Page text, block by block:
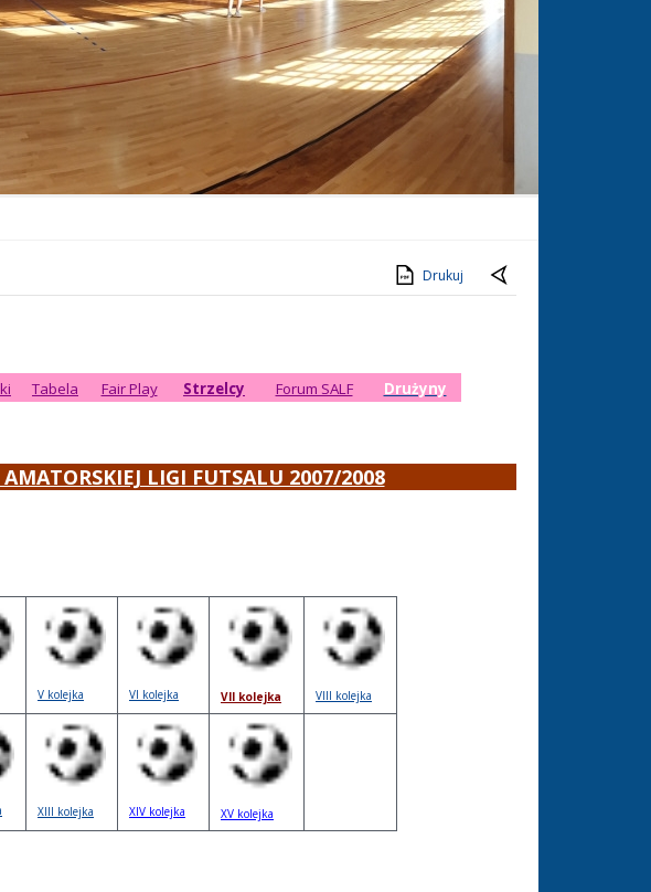
Drukuj
Tabela Fair Play Strzelcy Forum SALF Drużyny
LIGI FUTSALU 2007/2008
V kolejka VI kolejka VII kolejka VIII kolejka
XIII kolejka XIV kolejka XV kolejka